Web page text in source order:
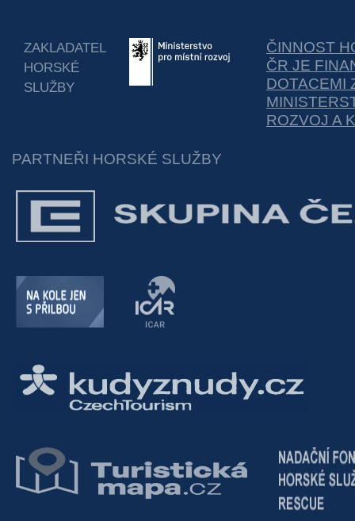
ZAKLADATEL
HORSKÉ
SLUŽBY
ČINNOST
ČR JE
DOTACEMI
ROZVOJ A
PARTNEŘI HORSKÉ SLUŽBY